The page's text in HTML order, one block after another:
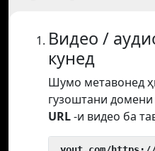
Видео /
кунед
Шумо метавонед
гузоштани
URL-и видео ба